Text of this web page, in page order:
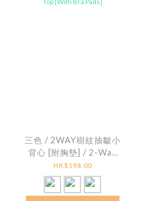
三色 / 2WAY樹紋抽皺小
背心 [附胸墊] / 2-Way
Crinkled Smocked Bra
Top [With Bra Pads]
HK$198.00